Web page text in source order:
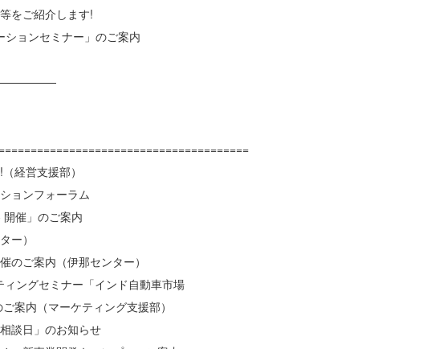
をご紹介します!
ンセミナー」のご案内
経営支援部）
ョンフォーラム
」のご案内
）
のご案内（伊那センター）
ィングセミナー「インド自動車市場
（マーケティング支援部）
談日」のお知らせ